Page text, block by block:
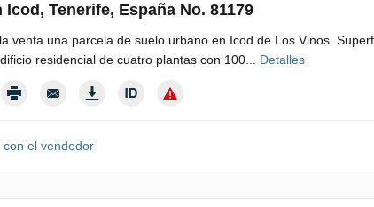
Icod, Tenerife, España No. 81179
venta una parcela de suelo urbano en Icod de Los Vinos.
residencial de cuatro plantas con 100... Detalles
con el vendedor